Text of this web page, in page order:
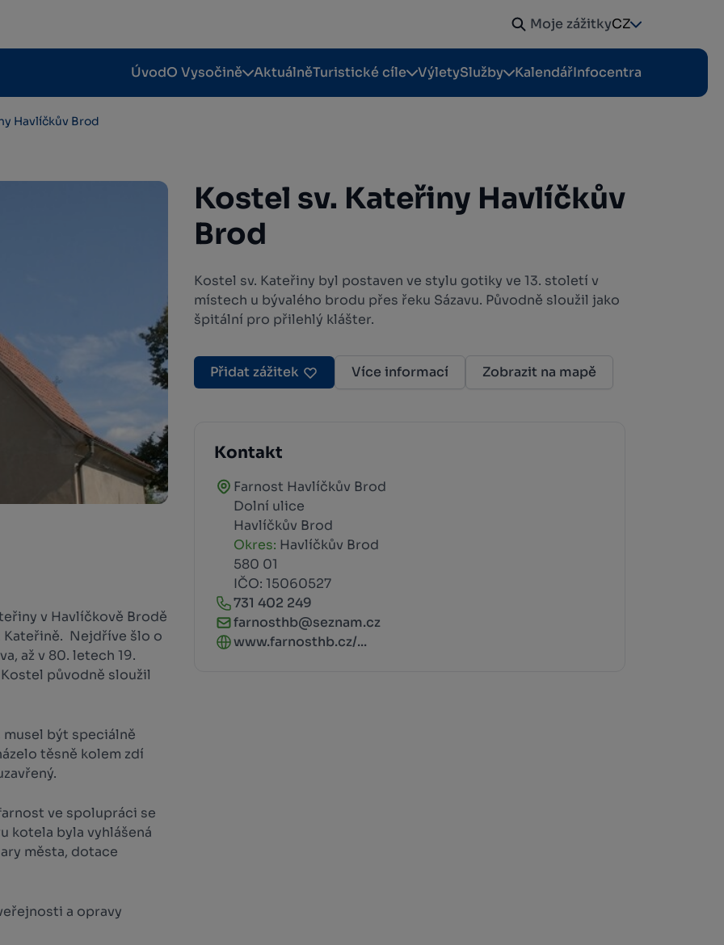
Moje zážitkyCZ
ÚvodO Vysočině AktuálněTuristické cíle VýletySlužby KalendářInfocentra
Havlíčkův Brod
Kostel sv. Kateřiny Havlíčkův
Brod
Kostel sv. Kateřiny byl postaven ve stylu gotiky ve 13. století v
místech u bývalého brodu přes řeku Sázavu. Původně sloužil jako
špitální pro přilehlý klášter.
Přidat zážitek Více informací Zobrazit na mapě
Kontakt
Farnost Havlíčkův Brod
Dolní ulice
Havlíčkův Brod
Okres: Havlíčkův Brod
580 01
IČO: 15060527
731 402 249
farnosthb@seznam.cz
www.farnosthb.cz/...
v Havlíčkově Brodě
Kateřině. Nejdříve šlo o
až v 80. letech 19.
původně sloužil
musel být speciálně
těsně kolem zdí
ve spolupráci se
kotela byla vyhlášená
města, dotace
a opravy